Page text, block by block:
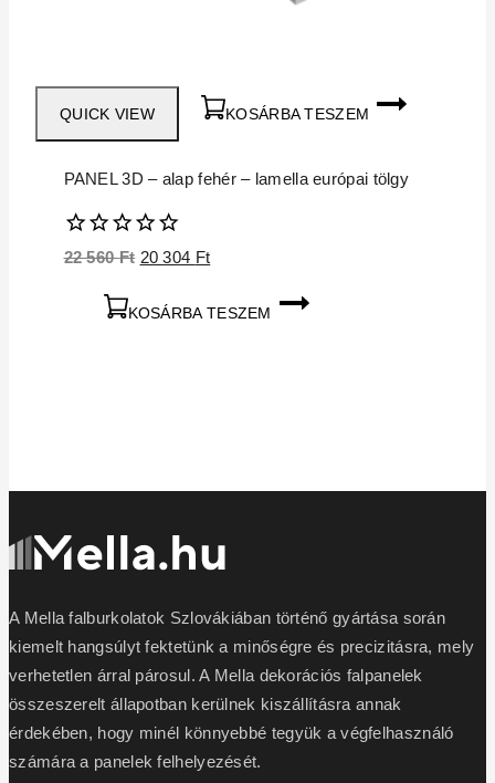
QUICK VIEW KOSÁRBA TESZEM
PANEL 3D – alap fehér – lamella európai tölgy
0
22 560Ft Original
was:
20 304 FtCurrent
KOSÁRBA TESZEM
A Mella falburkolatok Szlovákiában történő gyártása során
kiemelt hangsúlyt fektetünk a minőségre és precizitásra, mely
verhetetlen árral párosul. A Mella dekorációs falpanelek
összeszerelt állapotban kerülnek kiszállításra annak
érdekében, hogy minél könnyebbé tegyük a végfelhasználó
számára a panelek felhelyezését.